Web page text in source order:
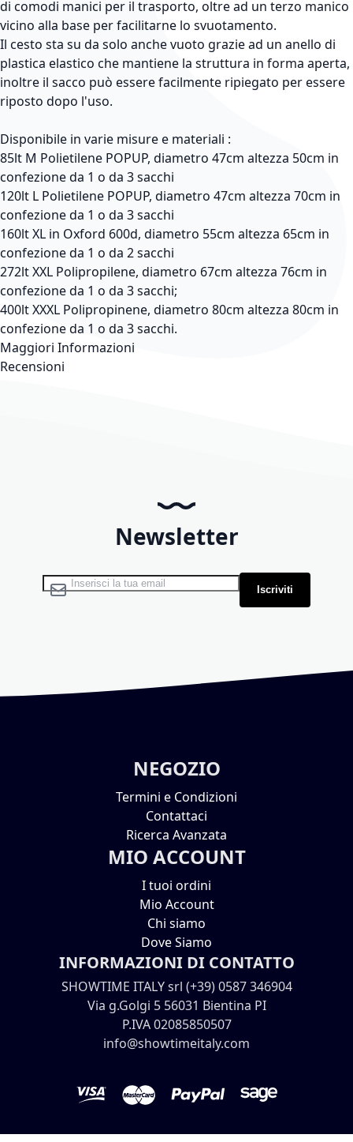
di comodi manici per il trasporto, oltre ad un terzo manico
vicino alla base per facilitarne lo svuotamento.
Il cesto sta su da solo anche vuoto grazie ad un anello di
plastica elastico che mantiene la struttura in forma aperta,
inoltre il sacco può essere facilmente ripiegato per essere
riposto dopo l'uso.
Disponibile in varie misure e materiali :
85lt M Polietilene POPUP, diametro 47cm altezza 50cm in
confezione da 1 o da 3 sacchi
120lt L Polietilene POPUP, diametro 47cm altezza 70cm in
confezione da 1 o da 3 sacchi
160lt XL in Oxford 600d, diametro 55cm altezza 65cm in
confezione da 1 o da 2 sacchi
272lt XXL Polipropilene, diametro 67cm altezza 76cm in
confezione da 1 o da 3 sacchi;
400lt XXXL Polipropinene, diametro 80cm altezza 80cm in
confezione da 1 o da 3 sacchi.
Maggiori Informazioni
Recensioni
Newsletter
Iscriviti alla nostra Newsletter: Iscriviti
NEGOZIO
Termini e Condizioni
Contattaci
Ricerca Avanzata
MIO ACCOUNT
I tuoi ordini
Mio Account
Chi siamo
Dove Siamo
INFORMAZIONI DI CONTATTO
SHOWTIME ITALY srl (+39) 0587 346904
Via g.Golgi 5 56031 Bientina PI
P.IVA 02085850507
info@showtimeitaly.com